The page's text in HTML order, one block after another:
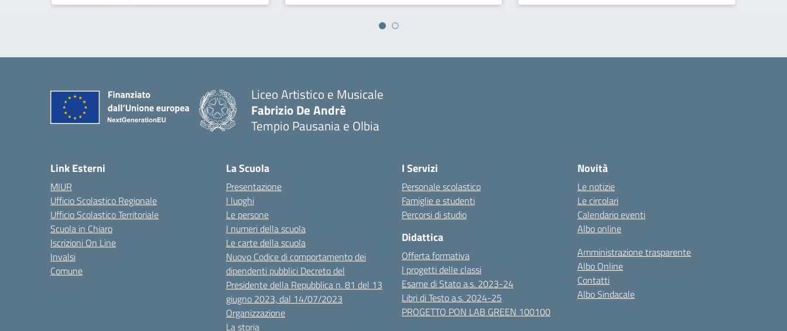
Liceo Artistico e Musicale
Fabrizio De Andrè
Tempio Pausania e Olbia
Link Esterni
MIUR
Ufficio Scolastico Regionale
Ufficio Scolastico Territoriale
Scuola in Chiaro
Iscrizioni On Line
Invalsi
Comune
La Scuola
Presentazione
I luoghi
Le persone
I numeri della scuola
Le carte della scuola
Nuovo Codice di comportamento dei
dipendenti pubblici Decreto del
Presidente della Repubblica n. 81 del 13
giugno 2023, dal 14/07/2023
Organizzazione
La storia
I Servizi
Personale scolastico
Famiglie e studenti
Percorsi di studio
Didattica
Offerta formativa
I progetti delle classi
Esame di Stato a.s. 2023-24
Libri di Testo a.s. 2024-25
PROGETTO PON LAB GREEN 100100
Novità
Le notizie
Le circolari
Calendario eventi
Albo online
Amministrazione trasparente
Albo Online
Contatti
Albo Sindacale